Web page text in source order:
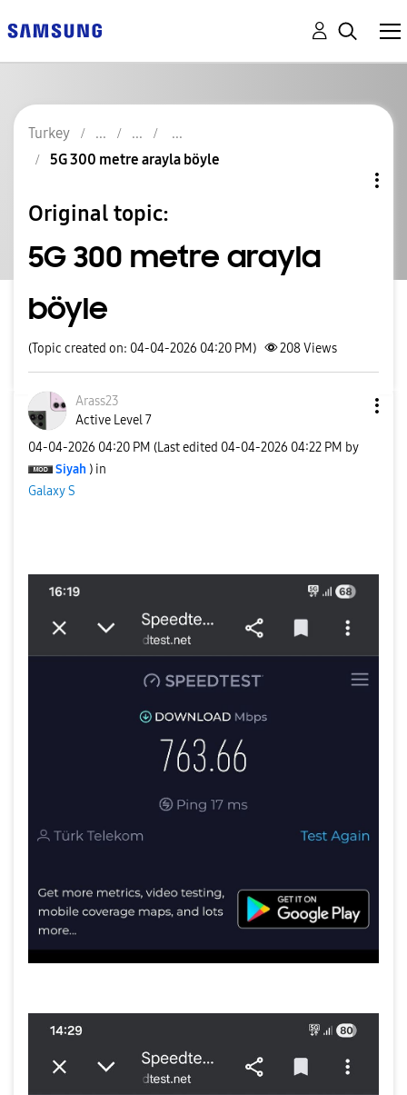
Turkey
5G 300 metre arayla böyle
Original topic:
5G 300 metre arayla
böyle
(Topic created on: 04-04-2026 04:20 PM) 208Views
Arass23
Active Level 7
‎04-04-2026 04:20 PM (Last edited ‎04-04-2026 04:22 PM by
Siyah ) in
Galaxy S